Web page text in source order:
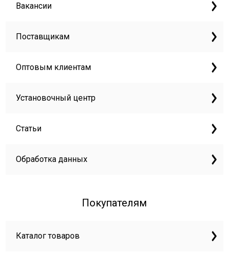
Вакансии
Поставщикам
Оптовым клиентам
Установочный центр
Статьи
Обработка данных
Покупателям
Каталог товаров